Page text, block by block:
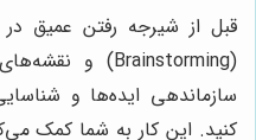
قبل از شیرجه رفتن عمیق
سازماندهی ایده‌ها و
کنید. این کار به شما کمک